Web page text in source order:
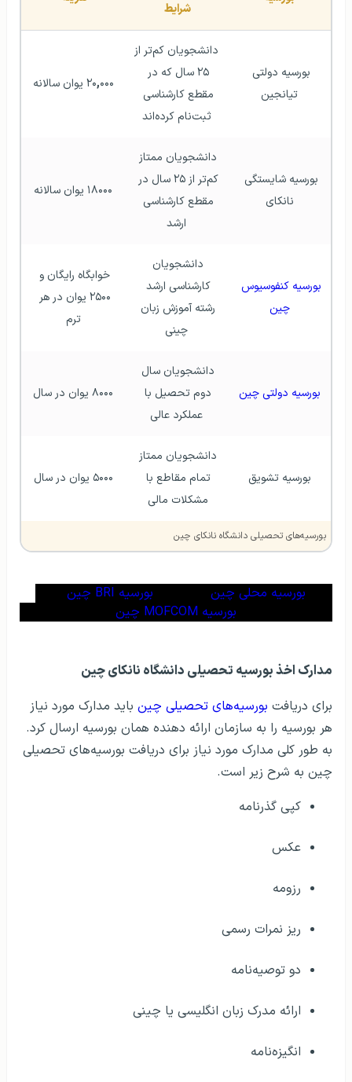
شرایط
تیانجین
ثبت‌نام کرده‌اند
۲۰,۰۰۰ یوان سالانه
نانکای
ارشد
۱۸۰۰۰ یوان سالانه
چین
چینی
ترم
بورسیه دولتی چین
عملکرد عالی
۸۰۰۰ یوان در سال
بورسیه تشویق
مشکلات مالی
۵۰۰۰ یوان در سال
بورسیه‌های تحصیلی دانشگاه نانکای چین
بورسیه محلی چین
بورسیه BRI چین
بورسیه MOFCOM چین
مدارک اخذ بورسیه تحصیلی دانشگاه نانکای چین
برای دریافت بورسیه‌های تحصیلی چین باید مدارک مورد نیاز
هر بورسیه را به سازمان ارائه دهنده همان بورسیه ارسال کرد.
به طور کلی مدارک مورد نیاز برای دریافت بورسیه‌های تحصیلی
چین به شرح زیر است.
کپی گذرنامه
عکس
رزومه
ریز نمرات رسمی
دو توصیه‌نامه
ارائه مدرک زبان انگلیسی یا چینی
انگیزه‌نامه